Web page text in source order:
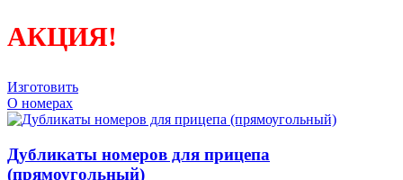
АКЦИЯ!
Изготовить
О номерах
Дубликаты номеров для прицепа
(прямоугольный)